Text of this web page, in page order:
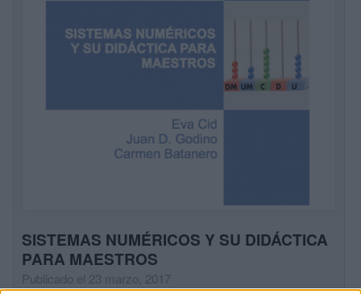
SISTEMAS NUMÉRICOS Y SU DIDÁCTICA
PARA MAESTROS
Publicado el 23 marzo, 2017